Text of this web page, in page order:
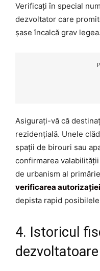
Verificați în special
dezvoltator care
șase încalcă grav legea.
Asigurați-vă că
rezidențială. Unele
spații de birouri sau
confirmarea
de urbanism al
verificarea
depista rapid
4. Istoricul
dezvoltatoare